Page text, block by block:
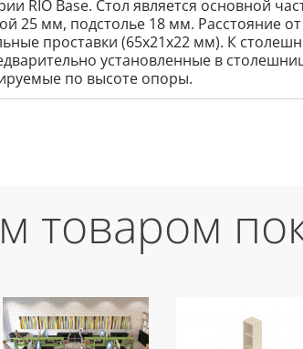
RIO Base. Стол является основной
25 мм, подстолье 18 мм. Расстояние
проставки (65х21х22 мм). К
установленные в
по высоте опоры.
товаром